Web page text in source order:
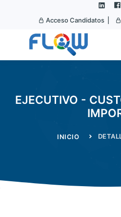
Acceso Candidatos |
EJECUTIVO -
INICIO